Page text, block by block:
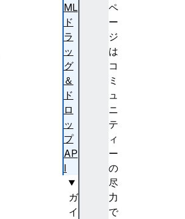
ペ
ー
ジ
は
コ
ミ
ュ
ニ
テ
ィ
ー
の
尽
力
で
ML
ド
ラ
ッ
グ
＆
ド
ロ
ッ
プ
AP
I
ガ
イ